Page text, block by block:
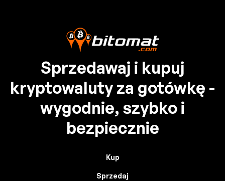
Sprzedawaj i kupuj
kryptowaluty za gotówkę -
wygodnie, szybko i
bezpiecznie
Kup
Sprzedaj